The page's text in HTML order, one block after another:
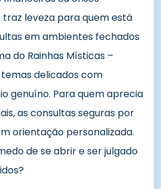
traz leveza para quem está
em ambientes fechados
do Rainhas Místicas –
delicados com
genuíno. Para quem aprecia
as consultas seguras por
orientação personalizada.
de se abrir e ser julgado